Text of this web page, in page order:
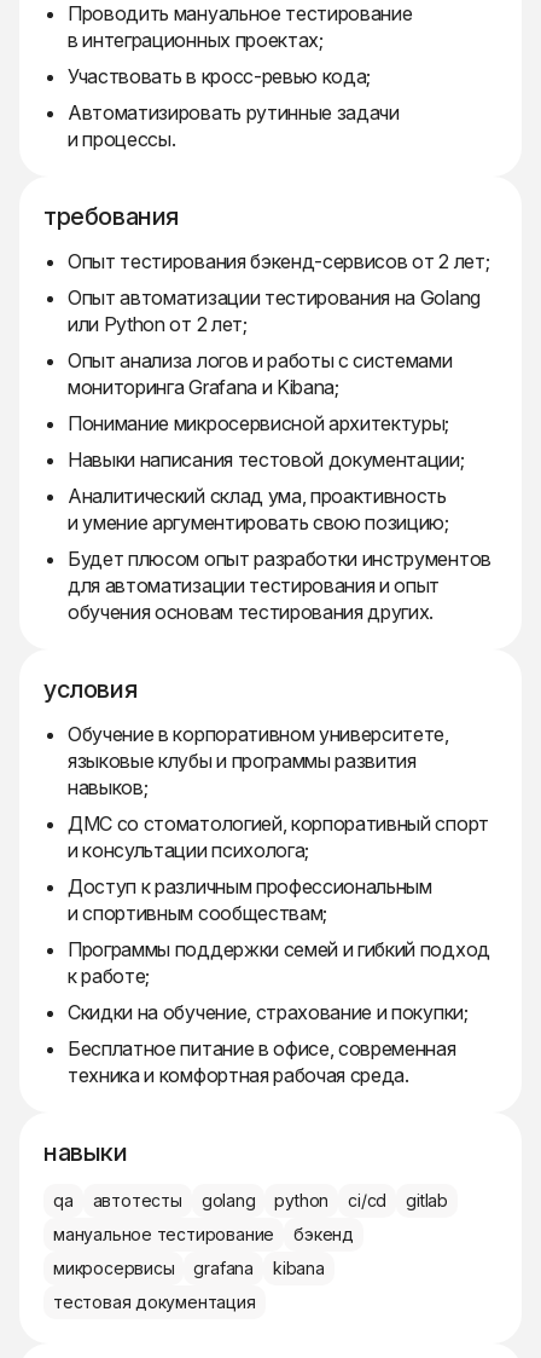
Проводить мануальное тестирование
в интеграционных проектах;
Участвовать в кросс-ревью кода;
Автоматизировать рутинные задачи
и процессы.
требования
Опыт тестирования бэкенд-сервисов от 2 лет;
Опыт автоматизации тестирования на Golang
или Python от 2 лет;
Опыт анализа логов и работы с системами
мониторинга Grafana и Kibana;
Понимание микросервисной архитектуры;
Навыки написания тестовой документации;
Аналитический склад ума, проактивность
и умение аргументировать свою позицию;
Будет плюсом опыт разработки инструментов
для автоматизации тестирования и опыт
обучения основам тестирования других.
условия
Обучение в корпоративном университете,
языковые клубы и программы развития
навыков;
ДМС со стоматологией, корпоративный спорт
и консультации психолога;
Доступ к различным профессиональным
и спортивным сообществам;
Программы поддержки семей и гибкий подход
к работе;
Скидки на обучение, страхование и покупки;
Бесплатное питание в офисе, современная
техника и комфортная рабочая среда.
навыки
qa автотесты golang python ci/cd
gitlab
мануальное тестирование
бэкенд
микросервисы
grafana
kibana
тестовая документация